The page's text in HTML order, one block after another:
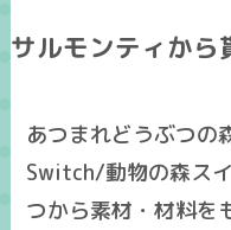
サルモンティから
あつまれどうぶつの
Switch/動物の森ス
つから素材・材料を